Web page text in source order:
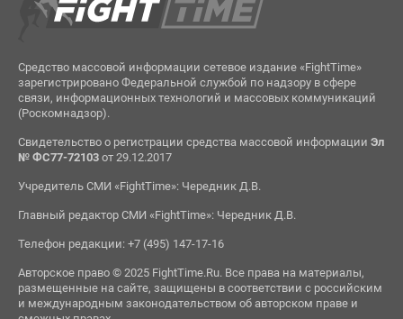
Средство массовой информации сетевое издание «FightTime»
зарегистрировано Федеральной службой по надзору в сфере
связи, информационных технологий и массовых коммуникаций
(Роскомнадзор).
Свидетельство о регистрации средства массовой информации Эл
№ ФС77-72103от 29.12.2017
Учредитель СМИ «FightTime»: Чередник Д.В.
Главный редактор СМИ «FightTime»: Чередник Д.В.
Телефон редакции: +7 (495) 147-17-16
Авторское право © 2025 FightTime.Ru. Все права на материалы,
размещенные на сайте, защищены в соответствии с российским
и международным законодательством об авторском праве и